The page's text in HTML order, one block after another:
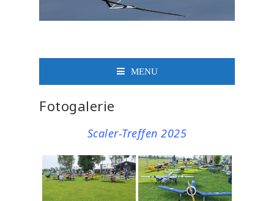
MENU
Fotogalerie
Scaler-Treffen 2025